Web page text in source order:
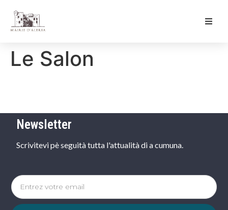
Le Salon
Newsletter
Scrivitevi pè seguità tutta l'attualità di a cumuna.